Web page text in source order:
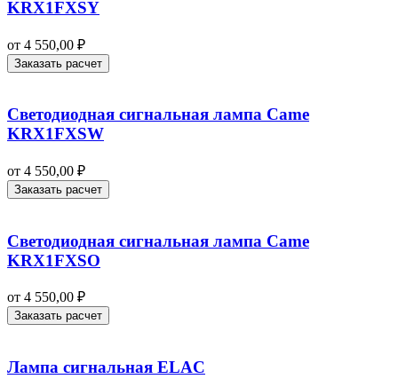
KRX1FXSY
от 4 550,00 ₽
Заказать расчет
Светодиодная сигнальная лампа Came
KRX1FXSW
от 4 550,00 ₽
Заказать расчет
Светодиодная сигнальная лампа Came
KRX1FXSO
от 4 550,00 ₽
Заказать расчет
Лампа сигнальная ELAC